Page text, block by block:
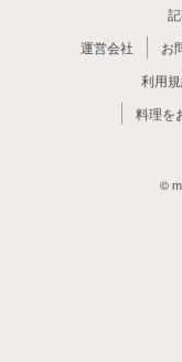
運営会社
お
利用
料理を
©